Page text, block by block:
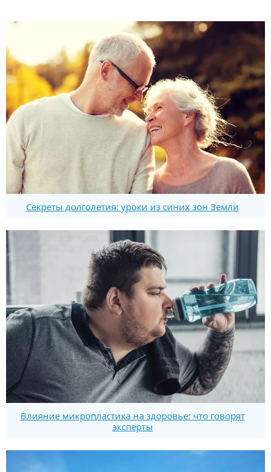
Секреты долголетия: уроки из синих зон Земли
Влияние микропластика на здоровье: что говорят
эксперты